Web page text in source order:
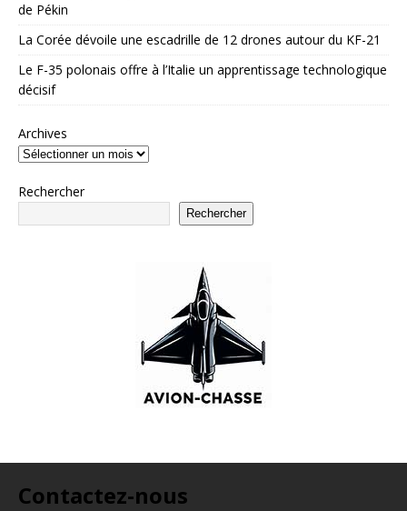
de Pékin
La Corée dévoile une escadrille de 12 drones autour du KF-21
Le F-35 polonais offre à l’Italie un apprentissage technologique
décisif
Archives
Rechercher
Rechercher
Contactez-nous